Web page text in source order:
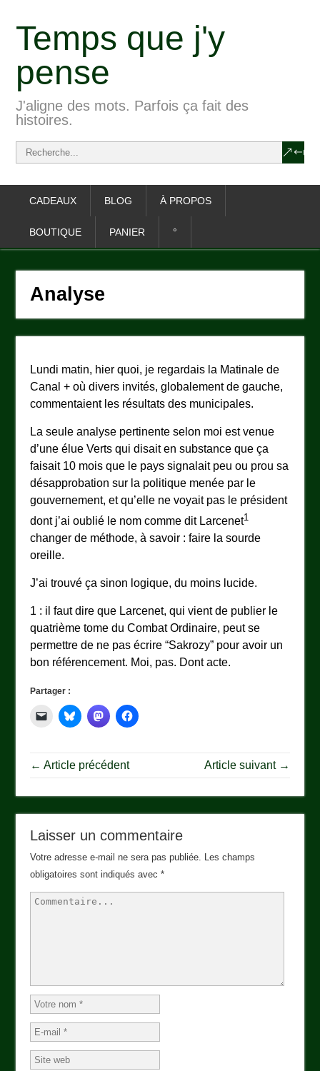
Temps que j'y
pense
J'aligne des mots. Parfois ça fait des
histoires.
CADEAUX BLOG À PROPOS
BOUTIQUE PANIER °
Analyse
Lundi matin, hier quoi, je regardais la Matinale de
Canal + où divers invités, globalement de gauche,
commentaient les résultats des municipales.
La seule analyse pertinente selon moi est venue
d’une élue Verts qui disait en substance que ça
faisait 10 mois que le pays signalait peu ou prou sa
désapprobation sur la politique menée par le
gouvernement, et qu’elle ne voyait pas le président
dont j’ai oublié le nom comme dit Larcenet1
changer de méthode, à savoir : faire la sourde
oreille.
J’ai trouvé ça sinon logique, du moins lucide.
1 : il faut dire que Larcenet, qui vient de publier le
quatrième tome du Combat Ordinaire, peut se
permettre de ne pas écrire “Sakrozy” pour avoir un
bon référencement. Moi, pas. Dont acte.
Partager :
← Article précédent Article suivant →
Laisser un commentaire
Votre adresse e-mail ne sera pas publiée. Les champs
obligatoires sont indiqués avec*